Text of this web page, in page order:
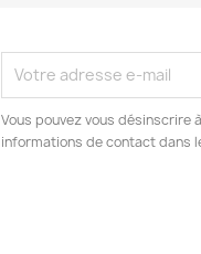
Vous pouvez vous désinscrire
informations de contact dans